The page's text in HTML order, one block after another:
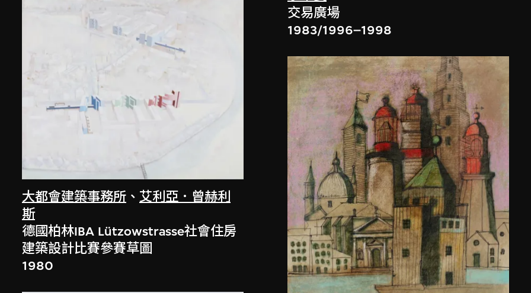
大都會建築事務所 、艾利亞．曾赫利
斯
德國柏林IBA Lützowstrasse社會住房
建築設計比賽參賽草圖
1980
交易廣場
1983/1996–1998